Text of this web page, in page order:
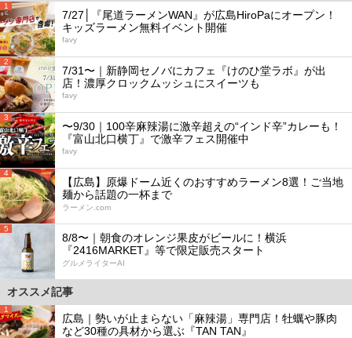
1
7/27│『尾道ラーメンWAN』が広島HiroPaにオープン！
キッズラーメン無料イベント開催
favy
2
7/31〜｜新静岡セノバにカフェ『けのひ堂ラボ』が出
店！濃厚クロックムッシュにスイーツも
favy
3
〜9/30｜100辛麻辣湯に激辛超えの“インド辛”カレーも！
『富山北口横丁』で激辛フェス開催中
favy
4
【広島】原爆ドーム近くのおすすめラーメン8選！ご当地
麺から話題の一杯まで
ラーメン.com
5
8/8〜｜朝食のオレンジ果皮がビールに！横浜
『2416MARKET』等で限定販売スタート
グルメライターAI
オススメ記事
1
広島｜勢いが止まらない「麻辣湯」専門店！牡蠣や豚肉
など30種の具材から選ぶ『TAN TAN』